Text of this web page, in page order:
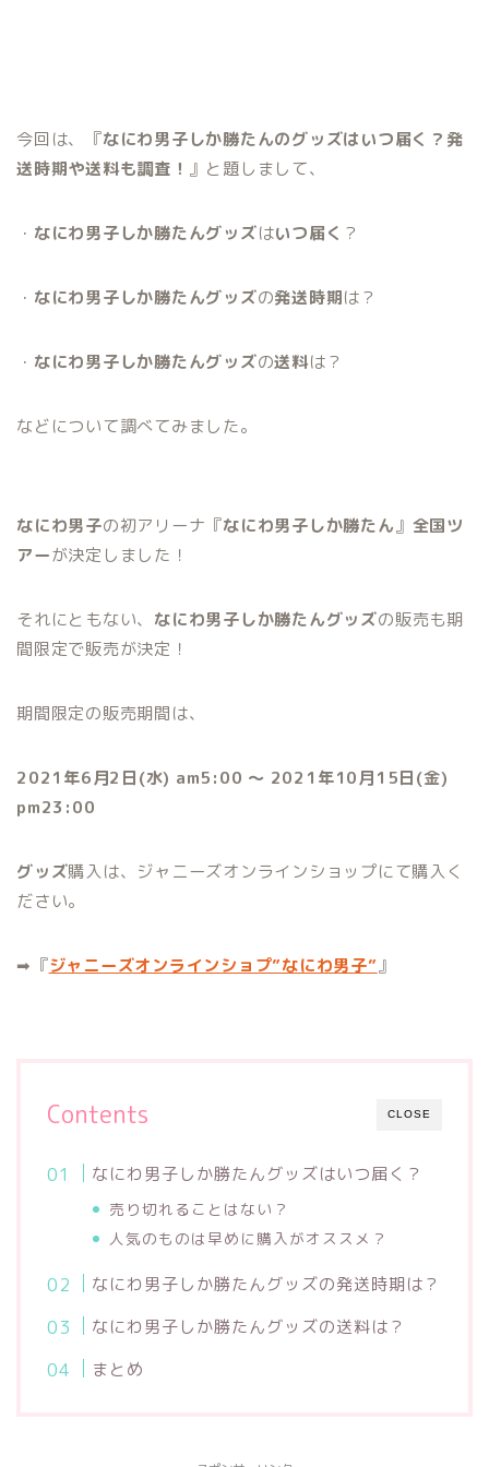
今回は、『なにわ男子しか勝たんのグッズはいつ届く？発
送時期や送料も調査！ 』と題しまして、
・ なにわ男子しか勝たんグッズはいつ届く ？
・ なにわ男子しか勝たんグッズの発送時期は？
・ なにわ男子しか勝たんグッズの送料は？
などについて調べてみました。
なにわ男子の初アリーナ『なにわ男子しか勝たん』 全国ツ
アーが決定しました！
それにともない、 なにわ男子しか勝たんグッズの販売も期
間限定で販売が決定！
期間限定の販売期間は、
2021年6月2日(水) am5:00 〜 2021年10月15日(金)
pm23:00
グッズ購入は、ジャニーズオンラインショップにて購入く
ださい。
➡︎『ジャニーズオンラインショプ”なにわ男子”』
CLOSE
Contents
なにわ男子しか勝たんグッズはいつ届く？
売り切れることはない？
人気のものは早めに購入がオススメ？
なにわ男子しか勝たんグッズの発送時期は？
なにわ男子しか勝たんグッズの送料は？
まとめ